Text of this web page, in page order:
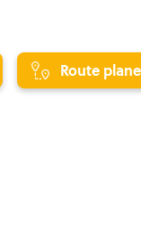
Route